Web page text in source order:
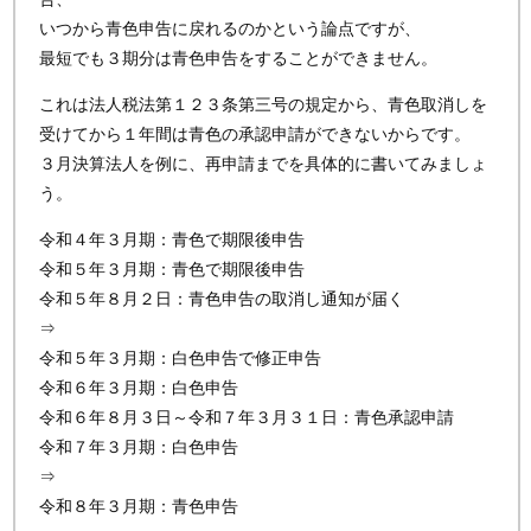
いつから青色申告に戻れるのかという論点ですが、
最短でも３期分は青色申告をすることができません。
これは法人税法第１２３条第三号の規定から、青色取消しを
受けてから１年間は青色の承認申請ができないからです。
３月決算法人を例に、再申請までを具体的に書いてみましょ
う。
令和４年３月期：青色で期限後申告
令和５年３月期：青色で期限後申告
令和５年８月２日：青色申告の取消し通知が届く
⇒
令和５年３月期：白色申告で修正申告
令和６年３月期：白色申告
令和６年８月３日～令和７年３月３１日：青色承認申請
令和７年３月期：白色申告
⇒
令和８年３月期：青色申告